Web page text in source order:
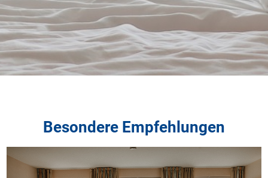
Besondere Empfehlungen